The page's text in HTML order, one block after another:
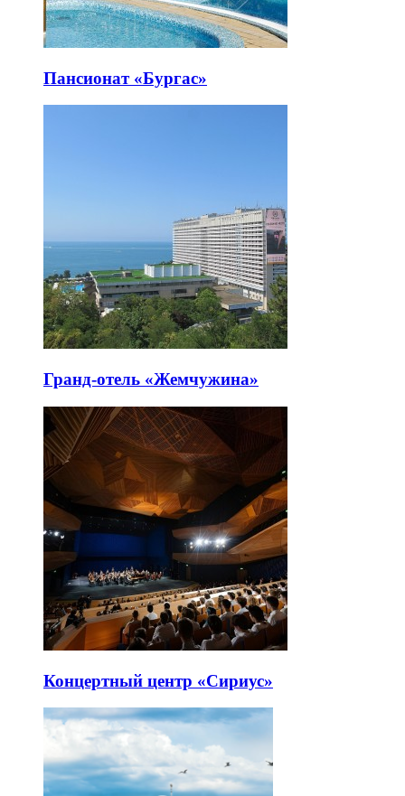
Пансионат «Бургас»
Гранд-отель «Жемчужина»
Концертный центр «Сириус»